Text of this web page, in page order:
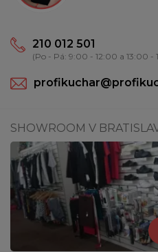
210 012 501
(Po - Pá: 9:00 - 12:00 a 13:00 -
SHOWROOM V